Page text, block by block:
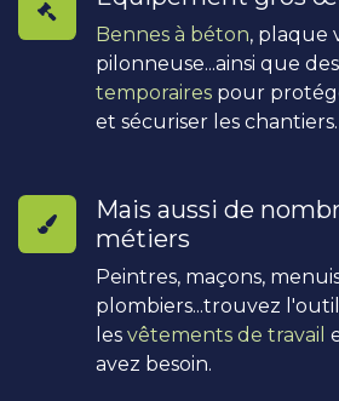
Bennes à béton, plaque
pilonneuse...ainsi que des
temporaires pour
et sécuriser les chantiers.
Mais aussi de
métiers
Peintres, maçons,
plombiers...trouvez
les vêtements de travail
avez besoin.